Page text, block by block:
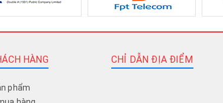
HÀNG
phẩm
CHỈ DẪN ĐỊA ĐIỂM